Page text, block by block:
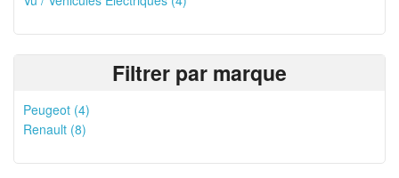
Filtrer par marque
Peugeot (4)
Renault (8)